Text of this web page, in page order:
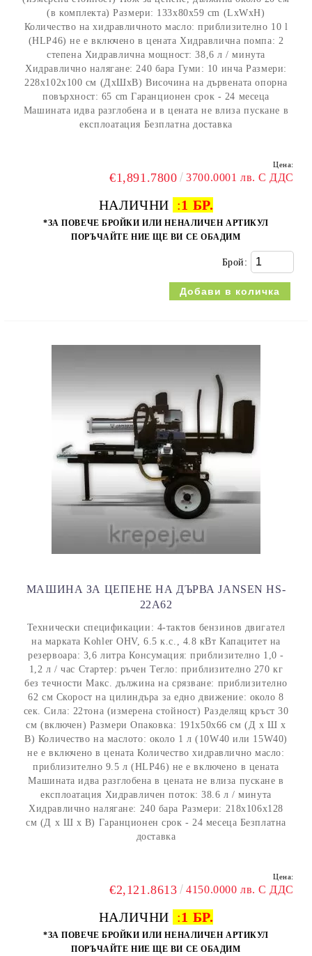
(в комплекта) Размери: 133x80x59 cm (LxWxH)
Количество на хидравличното масло: приблизително 10 l
(HLP46) не е включено в цената Хидравлична помпа: 2
степена Хидравлична мощност: 38,6 л / минута
Хидравлично налягане: 240 бара Гуми: 10 инча Размери:
228x102x100 см (ДхШхВ) Височина на дървената опорна
повърхност: 65 cm Гаранционен срок - 24 месеца
Машината идва разглобена и в цената не влиза пускане в
експлоатация Безплатна доставка
Цена:
€1,891.7800 3700.0001 лв. С ДДС
НАЛИЧНИ :1 БР.
*ЗА ПОВЕЧЕ БРОЙКИ ИЛИ НЕНАЛИЧЕН АРТИКУЛ
ПОРЪЧАЙТЕ НИЕ ЩЕ ВИ СЕ ОБАДИМ
Брой:
МАШИНА ЗА ЦЕПЕНЕ НА ДЪРВА JANSEN HS-
22A62
Технически спецификации: 4-тактов бензинов двигател
на марката Kohler OHV, 6.5 к.с., 4.8 кВт Капацитет на
резервоара: 3,6 литра Консумация: приблизително 1,0 -
1,2 л / час Стартер: ръчен Тегло: приблизително 270 кг
без течности Макс. дължина на срязване: приблизително
62 см Скорост на цилиндъра за едно движение: около 8
сек. Сила: 22тона (измерена стойност) Разделящ кръст 30
см (включен) Размери Опаковка: 191x50x66 см (Д x Ш x
В) Количество на маслото: около 1 л (10W40 или 15W40)
не е включено в цената Количество хидравлично масло:
приблизително 9.5 л (HLP46) не е включено в цената
Машината идва разглобена в цената не влиза пускане в
експлоатация Хидравличен поток: 38.6 л / минута
Хидравлично налягане: 240 бара Размери: 218x106x128
см (Д x Ш x В) Гаранционен срок - 24 месеца Безплатна
доставка
Цена:
€2,121.8613 4150.0000 лв. С ДДС
НАЛИЧНИ :1 БР.
*ЗА ПОВЕЧЕ БРОЙКИ ИЛИ НЕНАЛИЧЕН АРТИКУЛ
ПОРЪЧАЙТЕ НИЕ ЩЕ ВИ СЕ ОБАДИМ